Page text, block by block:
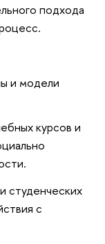
подхода
и модели
курсов и
студенческих
с